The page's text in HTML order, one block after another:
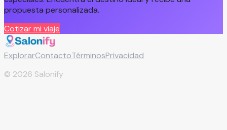
propuesta personalizada.
Cotizar mi viaje
ExplorarContactoTérminosPrivacidad
© 2026 Salonify